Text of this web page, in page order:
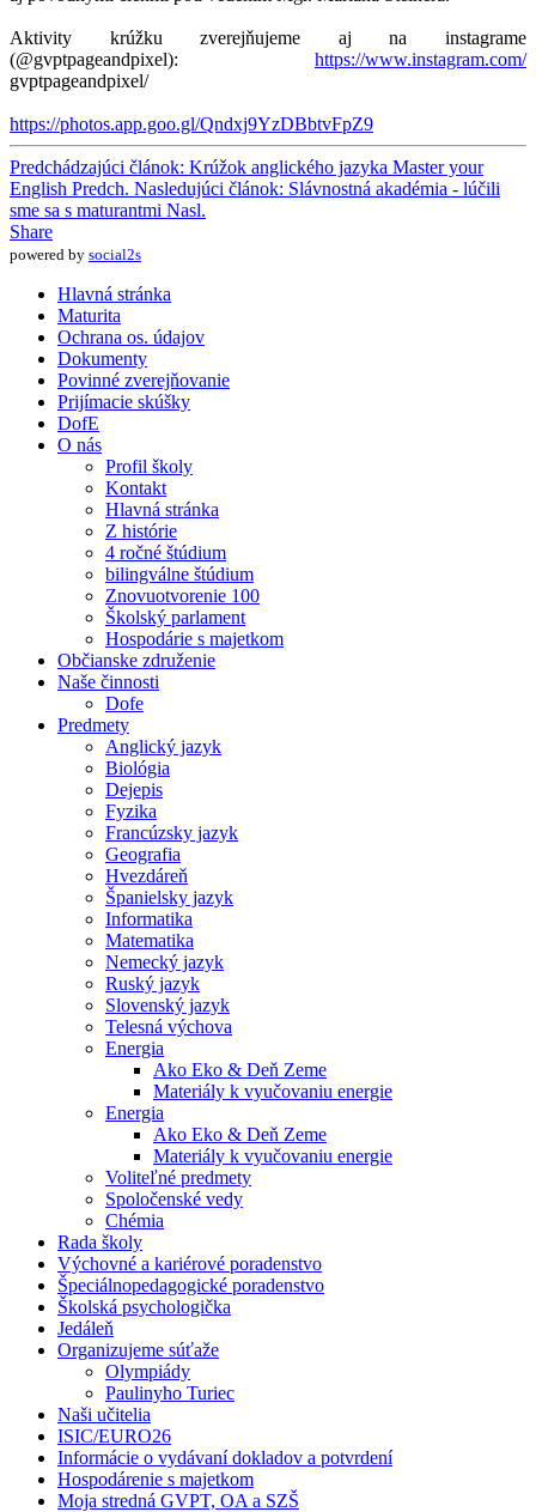
Aktivity krúžku zverejňujeme aj na instagrame
(@gvptpageandpixel): https://www.instagram.com/
gvptpageandpixel/
https://photos.app.goo.gl/Qndxj9YzDBbtvFpZ9
Predchádzajúci článok: Krúžok anglického jazyka Master your
English Predch. Nasledujúci článok: Slávnostná akadémia - lúčili
sme sa s maturantmi Nasl.
Share
powered by social2s
Hlavná stránka
Maturita
Ochrana os. údajov
Dokumenty
Povinné zverejňovanie
Prijímacie skúšky
DofE
O nás
Profil školy
Kontakt
Hlavná stránka
Z histórie
4 ročné štúdium
bilingválne štúdium
Znovuotvorenie 100
Školský parlament
Hospodárie s majetkom
Občianske združenie
Naše činnosti
Dofe
Predmety
Anglický jazyk
Biológia
Dejepis
Fyzika
Francúzsky jazyk
Geografia
Hvezdáreň
Španielsky jazyk
Informatika
Matematika
Nemecký jazyk
Ruský jazyk
Slovenský jazyk
Telesná výchova
Energia
Ako Eko & Deň Zeme
Materiály k vyučovaniu energie
Energia
Ako Eko & Deň Zeme
Materiály k vyučovaniu energie
Voliteľné predmety
Spoločenské vedy
Chémia
Rada školy
Výchovné a kariérové poradenstvo
Špeciálnopedagogické poradenstvo
Školská psychologička
Jedáleň
Organizujeme súťaže
Olympiády
Paulinyho Turiec
Naši učitelia
ISIC/EURO26
Informácie o vydávaní dokladov a potvrdení
Hospodárenie s majetkom
Moja stredná GVPT, OA a SZŠ